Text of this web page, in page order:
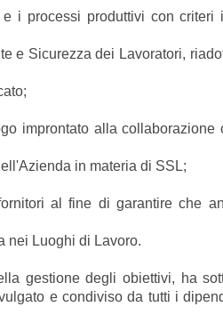
produttivi con criteri
dei Lavoratori,
alla collaborazione
in materia di SSL;
al fine di garantire che
Luoghi di Lavoro.
gestione degli obiettivi, ha
e condiviso da tutti i